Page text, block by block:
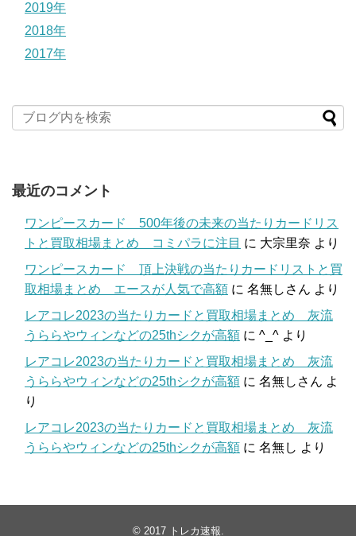
2019年
2018年
2017年
最近のコメント
ワンピースカード 500年後の未来の当たりカードリス
トと買取相場まとめ コミパラに注目 に 大宗里奈 より
ワンピースカード 頂上決戦の当たりカードリストと買
取相場まとめ エースが人気で高額 に 名無しさん より
レアコレ2023の当たりカードと買取相場まとめ 灰流
うららやウィンなどの25thシクが高額 に ^_^ より
レアコレ2023の当たりカードと買取相場まとめ 灰流
うららやウィンなどの25thシクが高額 に 名無しさん よ
り
レアコレ2023の当たりカードと買取相場まとめ 灰流
うららやウィンなどの25thシクが高額 に 名無し より
© 2017 トレカ速報.